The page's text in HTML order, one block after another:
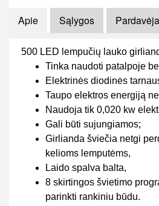
Apie Sąlygos
500 LED lempučių lauko
Tinka naudoti patalpoje
Elektrinės diodinės
Taupo elektros energiją
Naudoja tik 0,020 kw
Gali būti sujungiamos;
Girlianda šviečia netgi
kelioms lemputėms,
Laido spalva balta,
8 skirtingos švietimo
parinkti rankiniu būdu.